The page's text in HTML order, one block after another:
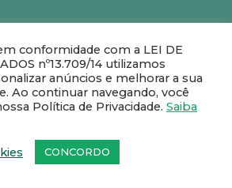
conformidade com a LEI DE
nº13.709/14 utilizamos
anúncios e melhorar a sua
Ao continuar navegando, você
Política de Privacidade. Saiba
CONCORDO